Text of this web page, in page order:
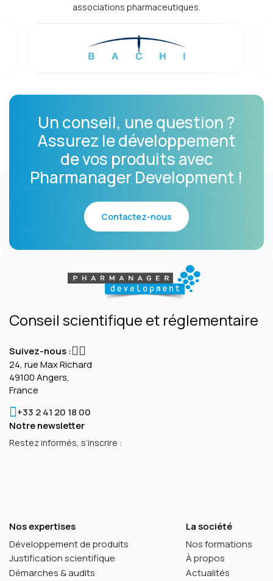
associations pharmaceutiques.
Un conseil, une question ?
Assurez le développement
de vos produits avec
Pharmanager Development !
Contactez-nous
Conseil scientifique et réglementaire
Suivez-nous :
24, rue Max Richard
49100 Angers,
France
+33 2 41 20 18 00
Notre newsletter
Restez informés, s’inscrire :
Nos expertises
Développement de produits
Justification scientifique
Démarches & audits
La société
Nos formations
À propos
Actualités